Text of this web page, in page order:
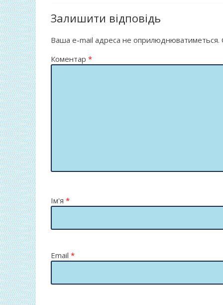
o
k
т
и
Залишити відповідь
Ваша e-mail адреса не оприлюднюватиметься.
Коментар *
Ім'я *
Email *